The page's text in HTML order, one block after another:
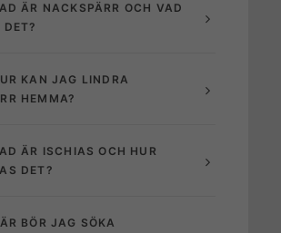
ÄR NACKSPÄRR OCH VAD
DET?
KAN JAG LINDRA
HEMMA?
ÄR ISCHIAS OCH HUR
DET?
BÖR JAG SÖKA